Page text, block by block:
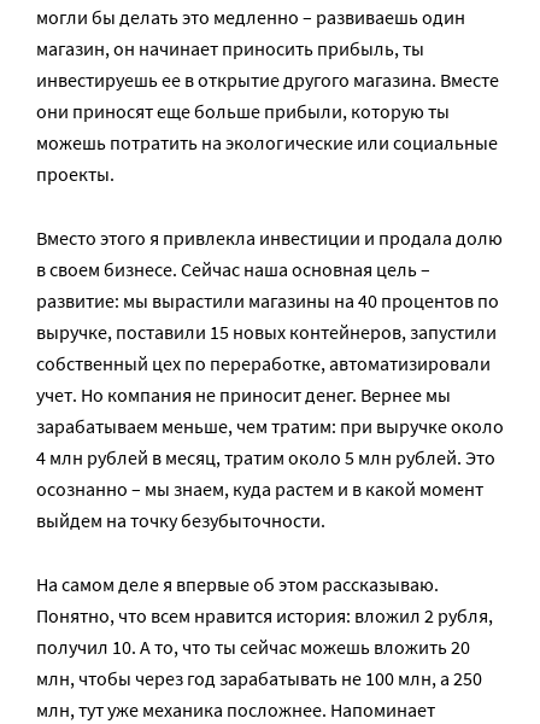
могли бы делать это медленно – развиваешь один
магазин, он начинает приносить прибыль, ты
инвестируешь ее в открытие другого магазина. Вместе
они приносят еще больше прибыли, которую ты
можешь потратить на экологические или социальные
проекты.
Вместо этого я привлекла инвестиции и продала долю
в своем бизнесе. Сейчас наша основная цель –
развитие: мы вырастили магазины на 40 процентов по
выручке, поставили 15 новых контейнеров, запустили
собственный цех по переработке, автоматизировали
учет. Но компания не приносит денег. Вернее мы
зарабатываем меньше, чем тратим: при выручке около
4 млн рублей в месяц, тратим около 5 млн рублей. Это
осознанно – мы знаем, куда растем и в какой момент
выйдем на точку безубыточности.
На самом деле я впервые об этом рассказываю.
Понятно, что всем нравится история: вложил 2 рубля,
получил 10. А то, что ты сейчас можешь вложить 20
млн, чтобы через год зарабатывать не 100 млн, а 250
млн, тут уже механика посложнее. Напоминает